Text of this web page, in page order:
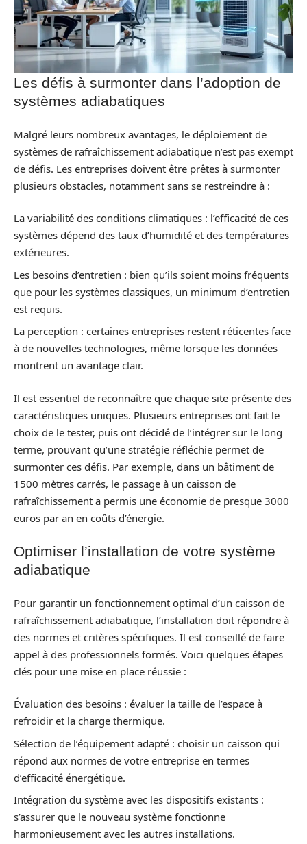
Les défis à surmonter dans l’adoption de
systèmes adiabatiques
Malgré leurs nombreux avantages, le déploiement de
systèmes de rafraîchissement adiabatique n’est pas exempt
de défis. Les entreprises doivent être prêtes à surmonter
plusieurs obstacles, notamment sans se restreindre à :
La variabilité des conditions climatiques : l’efficacité de ces
systèmes dépend des taux d’humidité et des températures
extérieures.
Les besoins d’entretien : bien qu’ils soient moins fréquents
que pour les systèmes classiques, un minimum d’entretien
est requis.
La perception : certaines entreprises restent réticentes face
à de nouvelles technologies, même lorsque les données
montrent un avantage clair.
Il est essentiel de reconnaître que chaque site présente des
caractéristiques uniques. Plusieurs entreprises ont fait le
choix de le tester, puis ont décidé de l’intégrer sur le long
terme, prouvant qu’une stratégie réfléchie permet de
surmonter ces défis. Par exemple, dans un bâtiment de
1500 mètres carrés, le passage à un caisson de
rafraîchissement a permis une économie de presque 3000
euros par an en coûts d’énergie.
Optimiser l’installation de votre système
adiabatique
Pour garantir un fonctionnement optimal d’un caisson de
rafraîchissement adiabatique, l’installation doit répondre à
des normes et critères spécifiques. Il est conseillé de faire
appel à des professionnels formés. Voici quelques étapes
clés pour une mise en place réussie :
Évaluation des besoins : évaluer la taille de l’espace à
refroidir et la charge thermique.
Sélection de l’équipement adapté : choisir un caisson qui
répond aux normes de votre entreprise en termes
d’efficacité énergétique.
Intégration du système avec les dispositifs existants :
s’assurer que le nouveau système fonctionne
harmonieusement avec les autres installations.